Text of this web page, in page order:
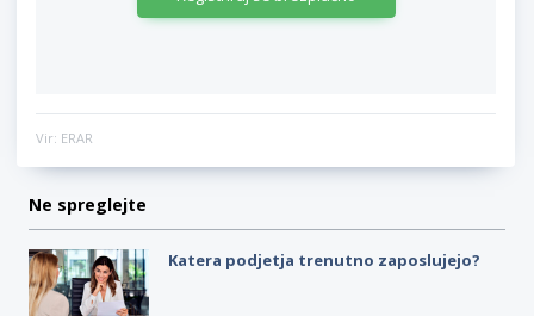
Vir: ERAR
Ne spreglejte
Katera podjetja trenutno zaposlujejo?